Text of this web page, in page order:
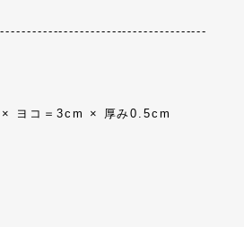
ヨコ＝3cm × 厚み0.5cm